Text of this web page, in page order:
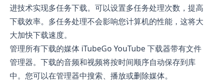
进技术实现多任务下载。可以设置多任务处理次数，提高
下载效率。多任务处理不会影响您计算机的性能，这将大
大加快下载速度。
管理所有下载的媒体 iTubeGo YouTube 下载器带有文件
管理器。下载的音频和视频将按时间顺序自动保存到库
中。您可以在管理器中搜索、播放或删除媒体。